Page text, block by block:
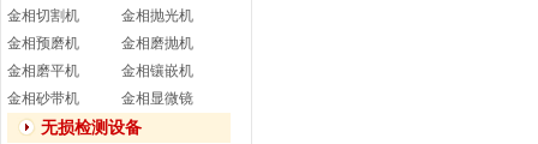
金相切割机
金相抛光机
金相预磨机
金相磨抛机
金相磨平机
金相镶嵌机
金相砂带机
金相显微镜
无损检测设备